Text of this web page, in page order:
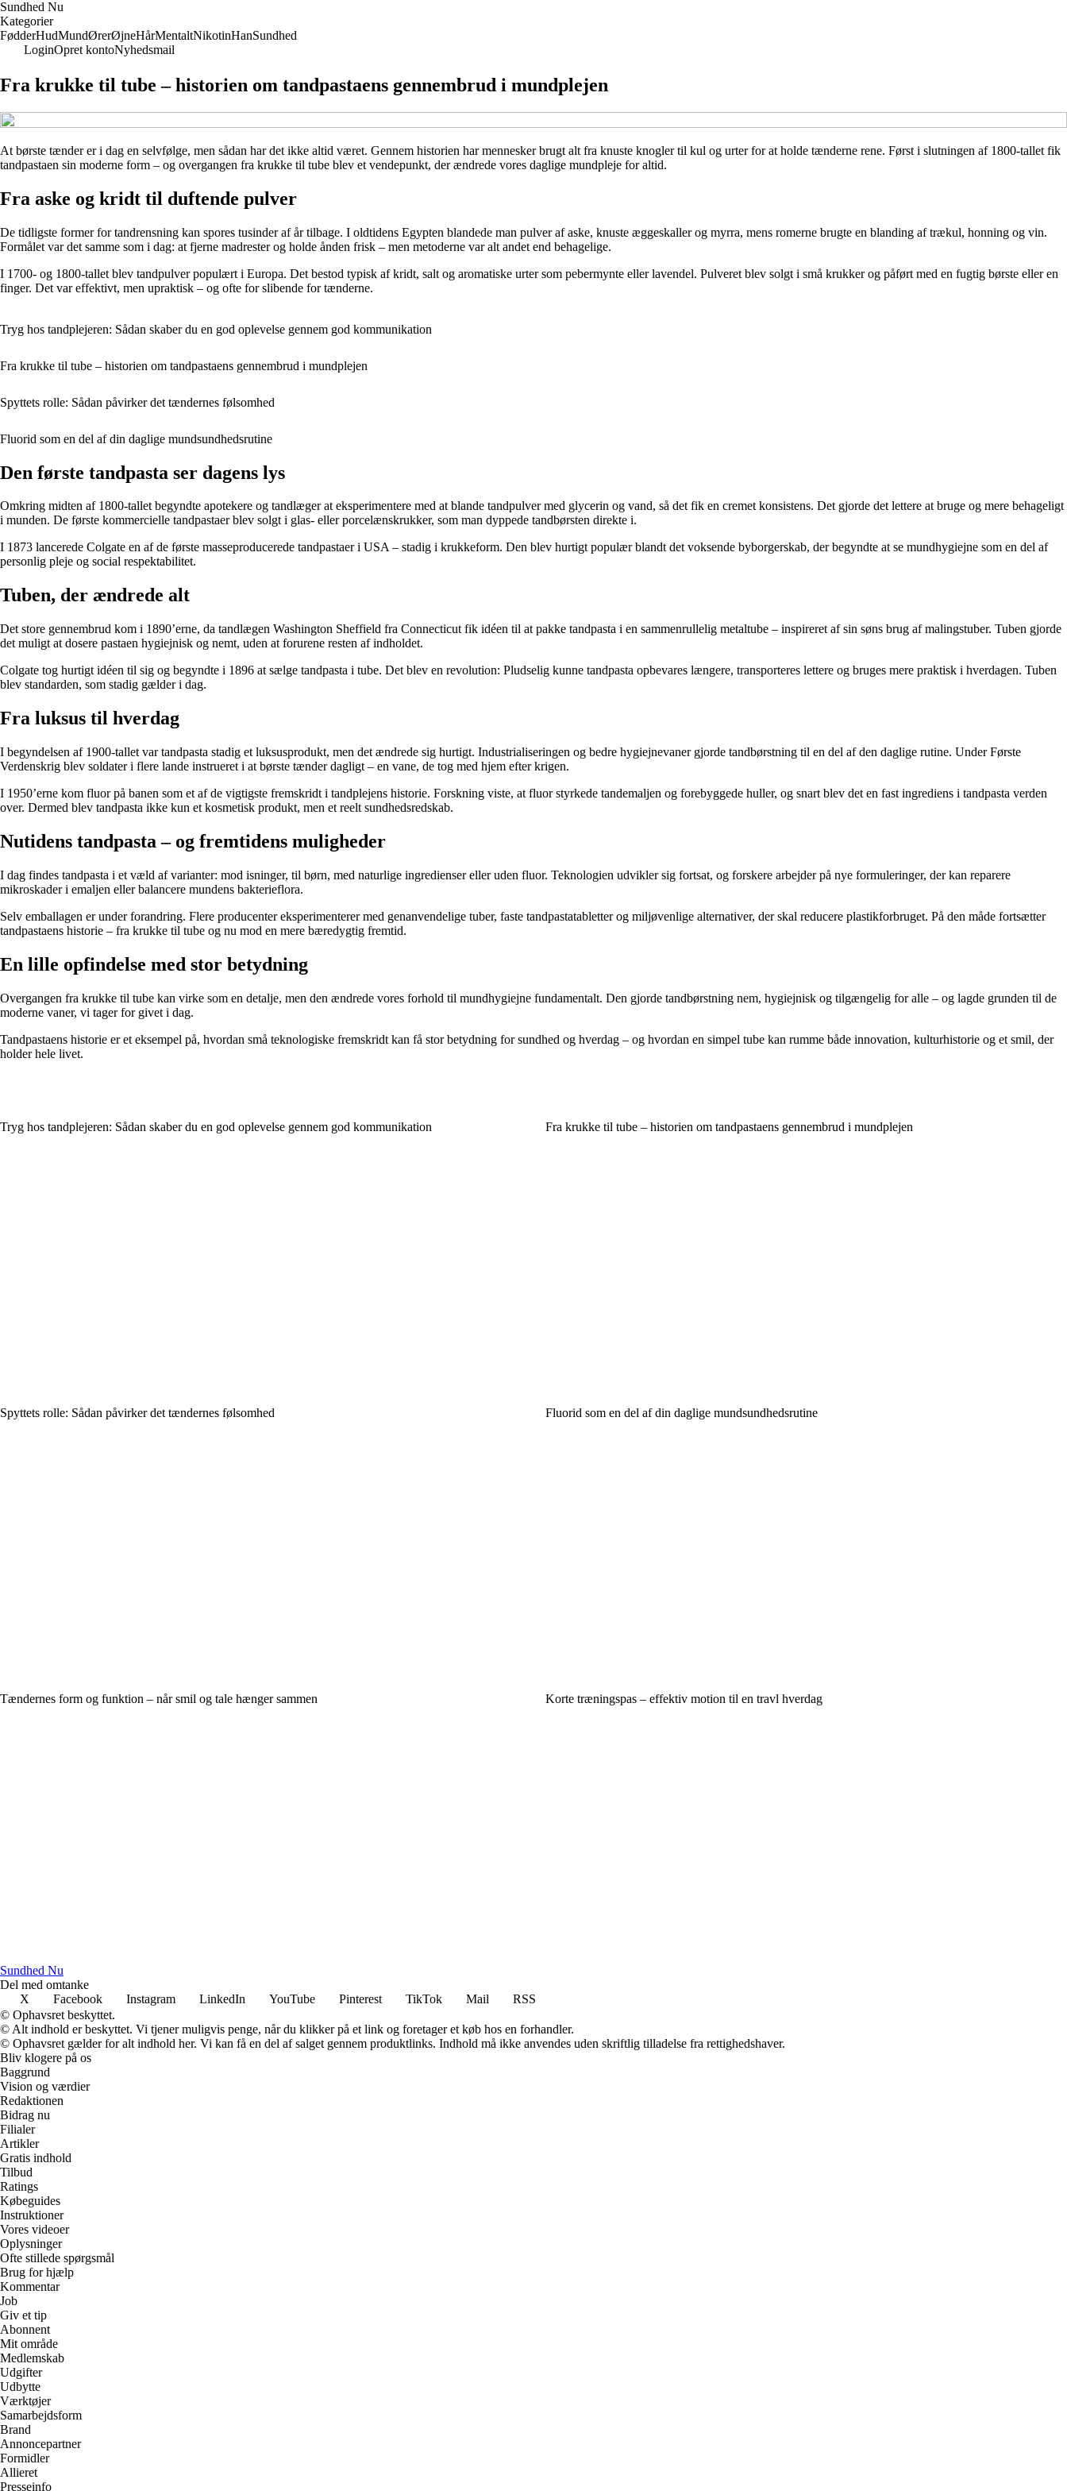
Sundhed Nu
Kategorier
FødderHudMundØrerØjneHårMentaltNikotinHanSundhed
LoginOpret kontoNyhedsmail
Fra krukke til tube – historien om tandpastaens gennembrud i mundplejen
At børste tænder er i dag en selvfølge, men sådan har det ikke altid været. Gennem historien har mennesker brugt alt fra knuste knogler til kul og urter for at holde tænderne rene. Først i slutningen af 1800-tallet fik
tandpastaen sin moderne form – og overgangen fra krukke til tube blev et vendepunkt, der ændrede vores daglige mundpleje for altid.
Fra aske og kridt til duftende pulver
De tidligste former for tandrensning kan spores tusinder af år tilbage. I oldtidens Egypten blandede man pulver af aske, knuste æggeskaller og myrra, mens romerne brugte en blanding af trækul, honning og vin.
Formålet var det samme som i dag: at fjerne madrester og holde ånden frisk – men metoderne var alt andet end behagelige.
I 1700- og 1800-tallet blev tandpulver populært i Europa. Det bestod typisk af kridt, salt og aromatiske urter som pebermynte eller lavendel. Pulveret blev solgt i små krukker og påført med en fugtig børste eller en
finger. Det var effektivt, men upraktisk – og ofte for slibende for tænderne.
Tryg hos tandplejeren: Sådan skaber du en god oplevelse gennem god kommunikation
Fra krukke til tube – historien om tandpastaens gennembrud i mundplejen
Spyttets rolle: Sådan påvirker det tændernes følsomhed
Fluorid som en del af din daglige mundsundhedsrutine
Den første tandpasta ser dagens lys
Omkring midten af 1800-tallet begyndte apotekere og tandlæger at eksperimentere med at blande tandpulver med glycerin og vand, så det fik en cremet konsistens. Det gjorde det lettere at bruge og mere behageligt
i munden. De første kommercielle tandpastaer blev solgt i glas- eller porcelænskrukker, som man dyppede tandbørsten direkte i.
I 1873 lancerede Colgate en af de første masseproducerede tandpastaer i USA – stadig i krukkeform. Den blev hurtigt populær blandt det voksende byborgerskab, der begyndte at se mundhygiejne som en del af
personlig pleje og social respektabilitet.
Tuben, der ændrede alt
Det store gennembrud kom i 1890’erne, da tandlægen Washington Sheffield fra Connecticut fik idéen til at pakke tandpasta i en sammenrullelig metal­tube – inspireret af sin søns brug af malingstuber. Tuben gjorde
det muligt at dosere pastaen hygiejnisk og nemt, uden at forurene resten af indholdet.
Colgate tog hurtigt idéen til sig og begyndte i 1896 at sælge tandpasta i tube. Det blev en revolution: Pludselig kunne tandpasta opbevares længere, transporteres lettere og bruges mere praktisk i hverdagen. Tuben
blev standarden, som stadig gælder i dag.
Fra luksus til hverdag
I begyndelsen af 1900-tallet var tandpasta stadig et luksusprodukt, men det ændrede sig hurtigt. Industrialiseringen og bedre hygiejnevaner gjorde tandbørstning til en del af den daglige rutine. Under Første
Verdenskrig blev soldater i flere lande instrueret i at børste tænder dagligt – en vane, de tog med hjem efter krigen.
I 1950’erne kom fluor på banen som et af de vigtigste fremskridt i tandplejens historie. Forskning viste, at fluor styrkede tandemaljen og forebyggede huller, og snart blev det en fast ingrediens i tandpasta verden
over. Dermed blev tandpasta ikke kun et kosmetisk produkt, men et reelt sundhedsredskab.
Nutidens tandpasta – og fremtidens muligheder
I dag findes tandpasta i et væld af varianter: mod isninger, til børn, med naturlige ingredienser eller uden fluor. Teknologien udvikler sig fortsat, og forskere arbejder på nye formuleringer, der kan reparere
mikroskader i emaljen eller balancere mundens bakterieflora.
Selv emballagen er under forandring. Flere producenter eksperimenterer med genanvendelige tuber, faste tandpastatabletter og miljøvenlige alternativer, der skal reducere plastikforbruget. På den måde fortsætter
tandpastaens historie – fra krukke til tube og nu mod en mere bæredygtig fremtid.
En lille opfindelse med stor betydning
Overgangen fra krukke til tube kan virke som en detalje, men den ændrede vores forhold til mundhygiejne fundamentalt. Den gjorde tandbørstning nem, hygiejnisk og tilgængelig for alle – og lagde grunden til de
moderne vaner, vi tager for givet i dag.
Tandpastaens historie er et eksempel på, hvordan små teknologiske fremskridt kan få stor betydning for sundhed og hverdag – og hvordan en simpel tube kan rumme både innovation, kulturhistorie og et smil, der
holder hele livet.
Tryg hos tandplejeren: Sådan skaber du en god oplevelse gennem god kommunikation Fra krukke til tube – historien om tandpastaens gennembrud i mundplejen
Spyttets rolle: Sådan påvirker det tændernes følsomhed Fluorid som en del af din daglige mundsundhedsrutine
Tændernes form og funktion – når smil og tale hænger sammen Korte træningspas – effektiv motion til en travl hverdag
Sundhed Nu
Del med omtanke
X
Facebook Instagram LinkedIn YouTube Pinterest TikTok Mail
RSS
© Ophavsret beskyttet.
© Alt indhold er beskyttet. Vi tjener muligvis penge, når du klikker på et link og foretager et køb hos en forhandler.
© Ophavsret gælder for alt indhold her. Vi kan få en del af salget gennem produktlinks. Indhold må ikke anvendes uden skriftlig tilladelse fra rettighedshaver.
Bliv klogere på os
Baggrund
Vision og værdier
Redaktionen
Bidrag nu
Filialer
Artikler
Gratis indhold
Tilbud
Ratings
Købeguides
Instruktioner
Vores videoer
Oplysninger
Ofte stillede spørgsmål
Brug for hjælp
Kommentar
Job
Giv et tip
Abonnent
Mit område
Medlemskab
Udgifter
Udbytte
Værktøjer
Samarbejdsform
Brand
Annoncepartner
Formidler
Allieret
Presseinfo